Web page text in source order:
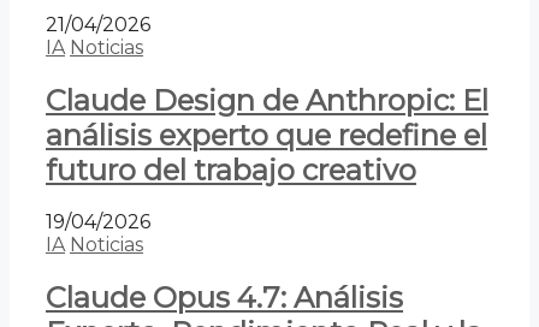
21/04/2026
IA Noticias
Claude Design de Anthropic: El
análisis experto que redefine el
futuro del trabajo creativo
19/04/2026
IA Noticias
Claude Opus 4.7: Análisis